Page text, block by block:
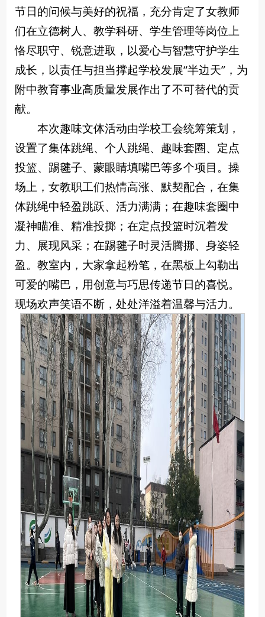
节日的问候与美好的祝福，充分肯定了女教师
们在立德树人、教学科研、学生管理等岗位上
恪尽职守、锐意进取，以爱心与智慧守护学生
成长，以责任与担当撑起学校发展“半边天”，为
附中教育事业高质量发展作出了不可替代的贡
献。
本次趣味文体活动由学校工会统筹策划，
设置了集体跳绳、个人跳绳、趣味套圈、定点
投篮、踢毽子、蒙眼睛填嘴巴等多个项目。操
场上，女教职工们热情高涨、默契配合，在集
体跳绳中轻盈跳跃、活力满满；在趣味套圈中
凝神瞄准、精准投掷；在定点投篮时沉着发
力、展现风采；在踢毽子时灵活腾挪、身姿轻
盈。教室内，大家拿起粉笔，在黑板上勾勒出
可爱的嘴巴，用创意与巧思传递节日的喜悦。
现场欢声笑语不断，处处洋溢着温馨与活力。